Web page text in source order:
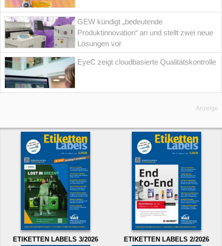
GEW kündigt „bedeutende
Produktinnovation“ an und stellt zwei neue
Lösungen vor
EyeC zeigt cloudbasierte Qualitätskontrolle
Anzeige
ETIKETTEN LABELS 3/2026 ETIKETTEN LABELS 2/2026